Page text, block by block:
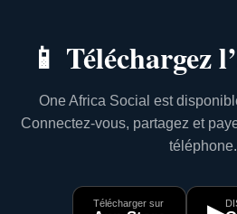
📱 Téléchargez
One Africa Social est
Connectez-vous, partagez et
téléphone.
Télécharger sur